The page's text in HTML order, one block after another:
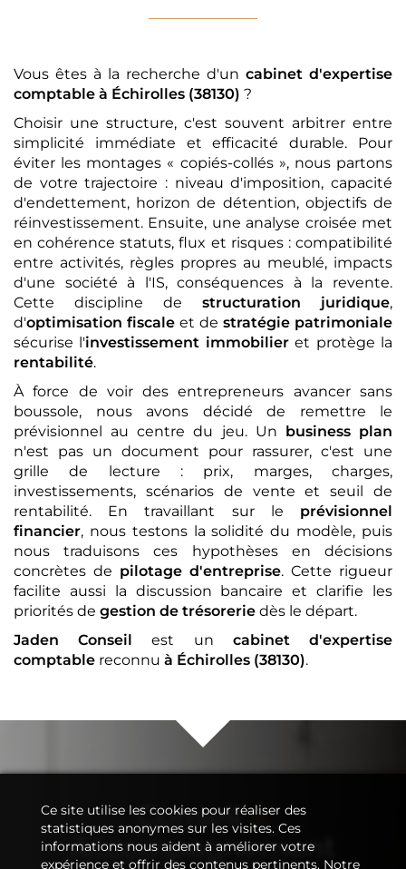
Vous êtes à la recherche d'un cabinet d'expertise
comptable à Échirolles (38130) ?
Choisir une structure, c'est souvent arbitrer entre
simplicité immédiate et efficacité durable. Pour
éviter les montages « copiés-collés », nous partons
de votre trajectoire : niveau d'imposition, capacité
d'endettement, horizon de détention, objectifs de
réinvestissement. Ensuite, une analyse croisée met
en cohérence statuts, flux et risques : compatibilité
entre activités, règles propres au meublé, impacts
d'une société à l'IS, conséquences à la revente.
Cette discipline de structuration juridique,
d'optimisation fiscale et de stratégie patrimoniale
sécurise l'investissement immobilieret protège la
rentabilité.
À force de voir des entrepreneurs avancer sans
boussole, nous avons décidé de remettre le
prévisionnel au centre du jeu. Un
business plan
n'est pas un document pour rassurer, c'est une
grille de lecture : prix, marges, charges,
investissements, scénarios de vente et seuil de
rentabilité. En travaillant sur le prévisionnel
financier, nous testons la solidité du modèle, puis
nous traduisons ces hypothèses en décisions
concrètes de pilotage d'entreprise. Cette rigueur
facilite aussi la discussion bancaire et clarifie les
priorités de gestion de trésorerie dès le départ.
Jaden Conseil
est un cabinet d'expertise
comptable reconnu à Échirolles (38130).
Conseil&
Accompagnement
Ce site utilise les cookies pour réaliser des
statistiques anonymes sur les visites. Ces
informations nous aident à améliorer votre
expérience et offrir des contenus pertinents. Notre